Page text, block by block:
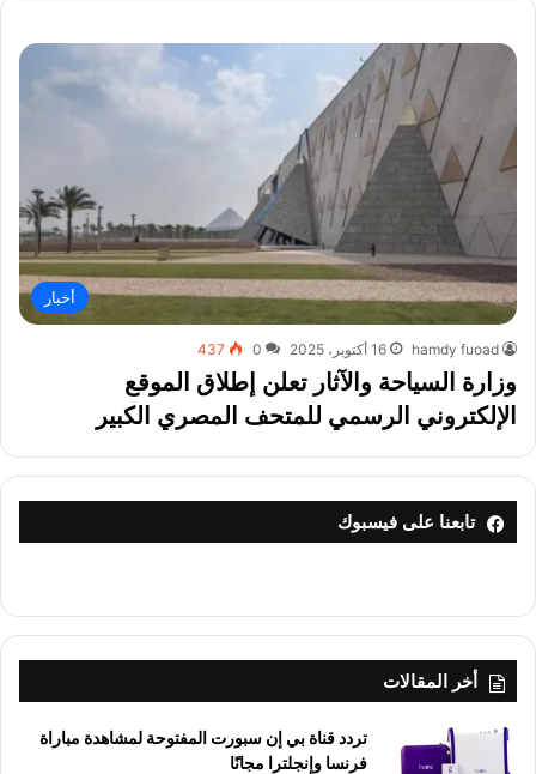
أخبار
hamdy fuoad 16 أكتوبر، 2025 0
437
وزارة السياحة والآثار تعلن إطلاق الموقع
الإلكتروني الرسمي للمتحف المصري الكبير
تابعنا على فيسبوك
أخر المقالات
تردد قناة بي إن سبورت المفتوحة لمشاهدة مباراة
فرنسا وإنجلترا مجانًا